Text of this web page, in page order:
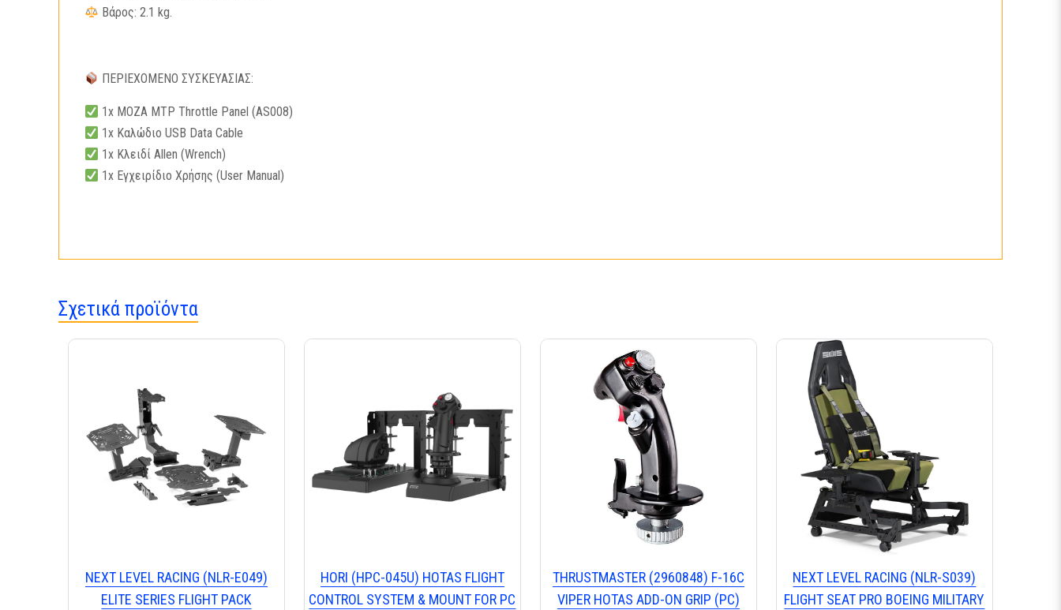
Βάρος: 2.1 kg.
ΠΕΡΙΕΧΟΜΕΝΟ ΣΥΣΚΕΥΑΣΙΑΣ:
1x MOZA MTP Throttle Panel (AS008)
1x Καλώδιο USB Data Cable
1x Κλειδί Allen (Wrench)
1x Εγχειρίδιο Χρήσης (User Manual)
Σχετικά προϊόντα
NEXT LEVEL RACING (NLR-E049)
ELITE SERIES FLIGHT PACK
HORI (HPC-045U) HOTAS FLIGHT
CONTROL SYSTEM & MOUNT FOR PC
THRUSTMASTER (2960848) F-16C
VIPER HOTAS ADD-ON GRIP (PC)
NEXT LEVEL RACING (NLR-S039)
FLIGHT SEAT PRO BOEING MILITARY